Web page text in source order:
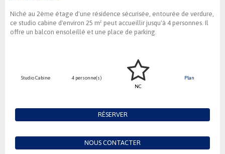
Niché au 2ème étage d'une résidence sécurisée, entourée de verdure,
ce studio cabine d'environ 25 m² peut accueillir jusqu'à 4 personnes. Il
offre un balcon ensoleillé et une place de parking.
Studio Cabine
4 personne(s)
NC
Plan
RÉSERVER
NOUS CONTACTER